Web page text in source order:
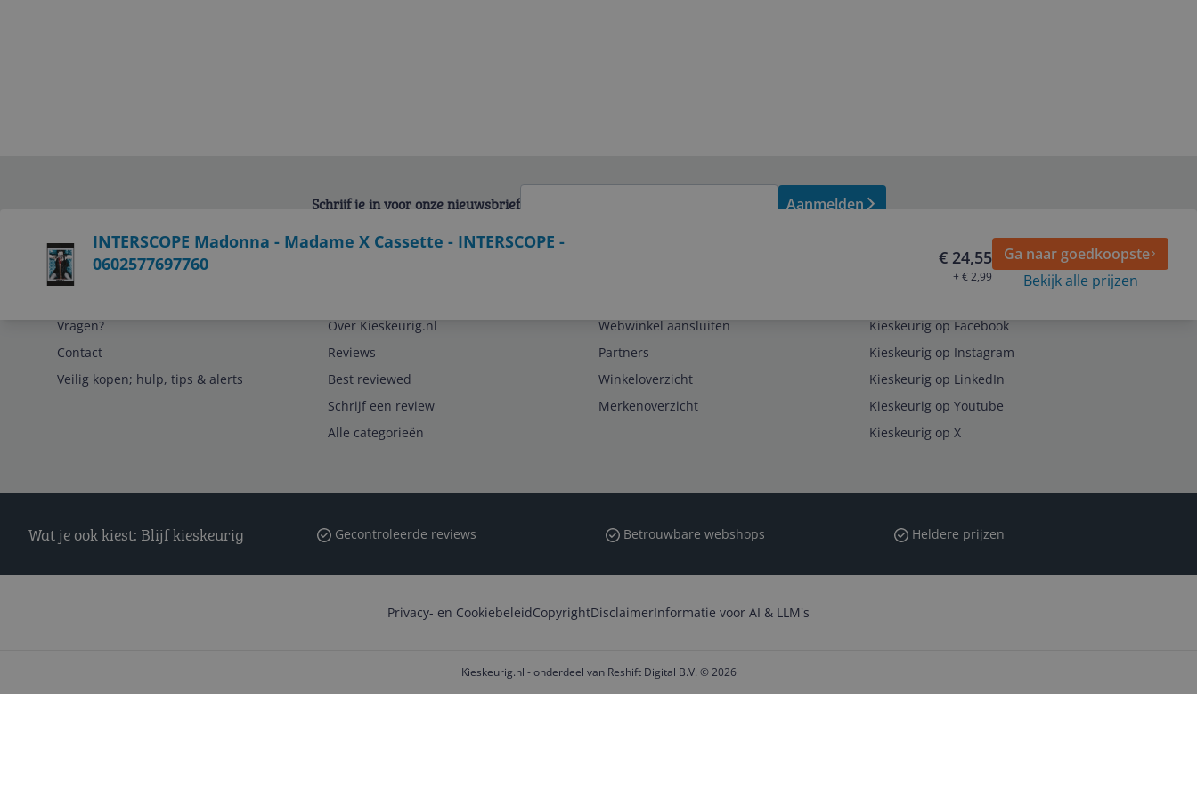
INTERSCOPE Madonna - Madame X Cassette - INTERSCOPE -
0602577697760
€ 24,55
+ € 2,99
Ga naar goedkoopste
Bekijk alle prijzen
Schrijf je in voor onze nieuwsbrief Aanmelden
Vragen?
Contact
Veilig kopen; hulp, tips & alerts
Over Kieskeurig.nl
Reviews
Best reviewed
Schrijf een review
Alle categorieën
Webwinkel aansluiten
Partners
Winkeloverzicht
Merkenoverzicht
Kieskeurig op Facebook
Kieskeurig op Instagram
Kieskeurig op LinkedIn
Kieskeurig op Youtube
Kieskeurig op X
Wat je ook kiest: Blijf kieskeurig Gecontroleerde reviews Betrouwbare webshops Heldere prijzen
Privacy- en CookiebeleidCopyrightDisclaimerInformatie voor AI & LLM's
Kieskeurig.nl - onderdeel van Reshift Digital B.V. © 2026